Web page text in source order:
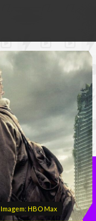
Imagem: HBO Max